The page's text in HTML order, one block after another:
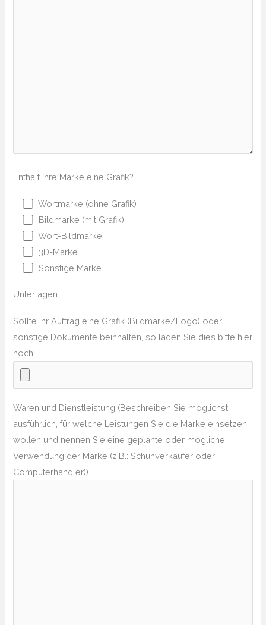
Enthält Ihre Marke eine Grafik?
Wortmarke (ohne Grafik)
Bildmarke (mit Grafik)
Wort-Bildmarke
3D-Marke
Sonstige Marke
Unterlagen
Sollte Ihr Auftrag eine Grafik (Bildmarke/Logo) oder
sonstige Dokumente beinhalten, so laden Sie dies bitte hier
hoch:
Waren und Dienstleistung (Beschreiben Sie möglichst
ausführlich, für welche Leistungen Sie die Marke einsetzen
wollen und nennen Sie eine geplante oder mögliche
Verwendung der Marke (z.B.: Schuhverkäufer oder
Computerhändler))